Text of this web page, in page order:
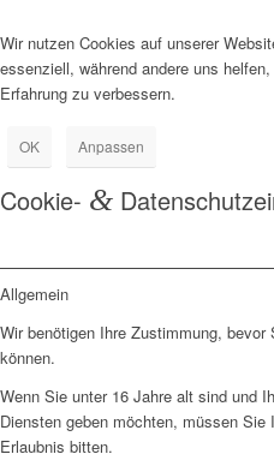
Wir nutzen Cookies auf unserer
essenziell, während andere uns
Erfahrung zu verbessern.
OK Anpassen
Cookie- &
Allgemein
Wir benötigen Ihre Zustimmung,
können.
Wenn Sie unter 16 Jahre alt sind und
Diensten geben möchten, müssen Sie
Erlaubnis bitten.